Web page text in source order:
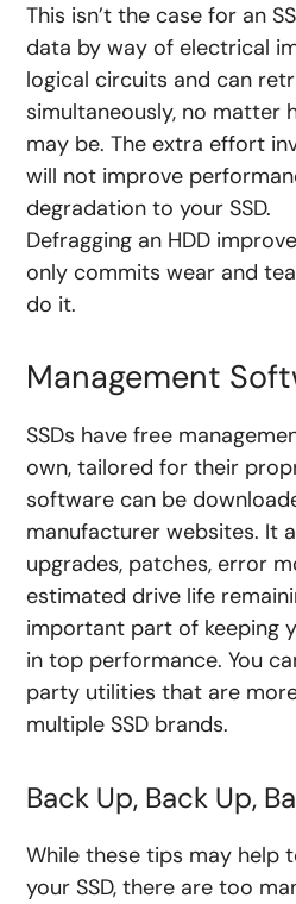
This isn’t the case for an
data by way of electrical
logical circuits and can
simultaneously, no matter
may be. The extra effort
will not improve
degradation to your SSD.
Defragging an HDD
only commits wear and
do it.
Management
SSDs have free
own, tailored for their
software can be
manufacturer websites. It
upgrades, patches, error
estimated drive life
important part of keeping
in top performance. You
party utilities that are
multiple SSD brands.
Back Up, Back Up,
While these tips may help
your SSD, there are too